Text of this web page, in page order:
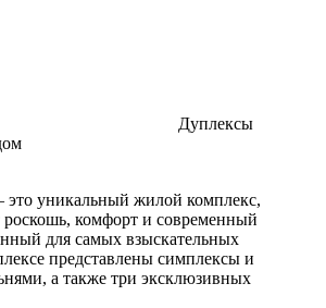
Дуплексы
уникальный жилой комплекс,
роскошь, комфорт и современный
для самых взыскательных
представлены симплексы и
а также три эксклюзивных